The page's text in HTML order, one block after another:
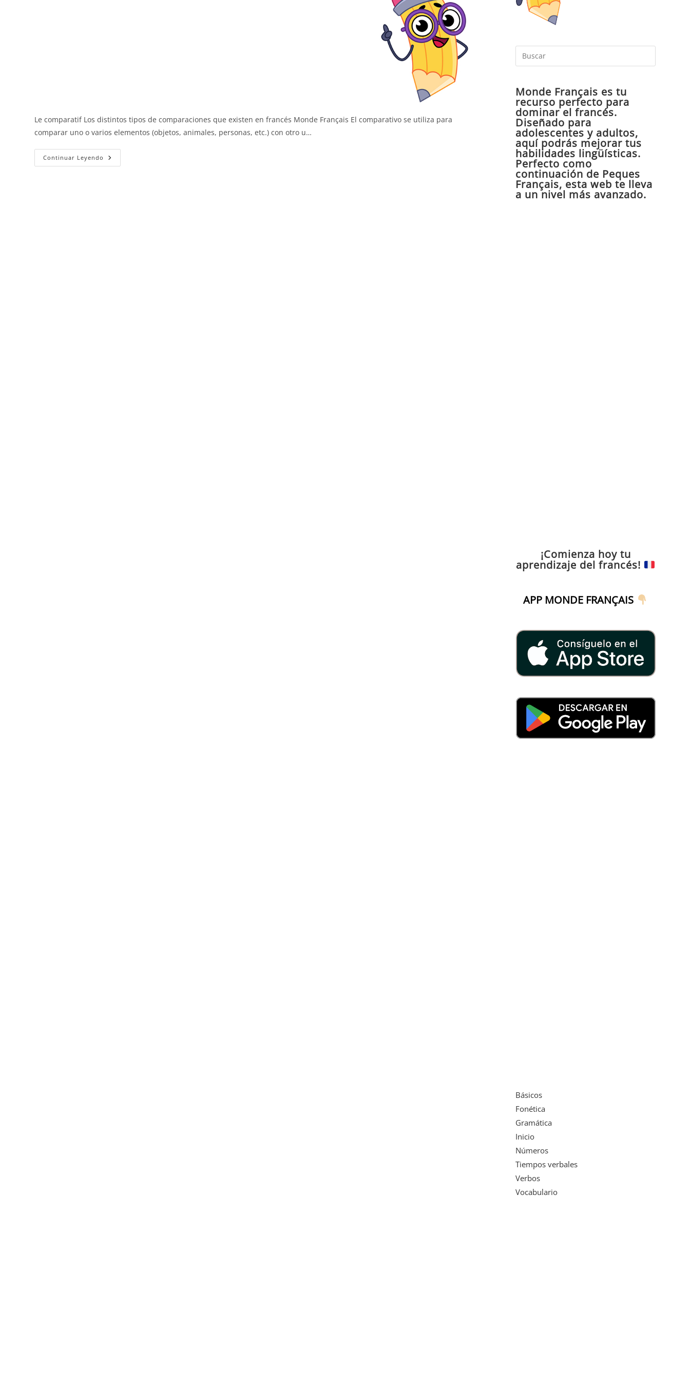
Le comparatif Los distintos tipos de comparaciones que existen en francés Monde Français El comparativo se utiliza para
comparar uno o varios elementos (objetos, animales, personas, etc.) con otro u…
Continuar Leyendo El
Comparativo
Escape
Monde Français es tu
recurso perfecto para
dominar el francés.
Diseñado para
adolescentes y adultos,
aquí podrás mejorar tus
habilidades lingüísticas.
Perfecto como
continuación de Peques
Français, esta web te lleva
a un nivel más avanzado.
¡Comienza hoy tu
aprendizaje del francés!
APP MONDE FRANÇAIS
Básicos
Fonética
Gramática
Inicio
Números
Tiempos verbales
Verbos
Vocabulario